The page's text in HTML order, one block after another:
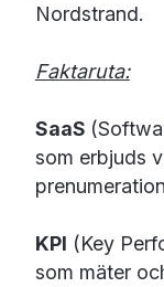
Nordstrand.
Faktaruta:
SaaS
som erbjuds
KPI (Key
som mäter